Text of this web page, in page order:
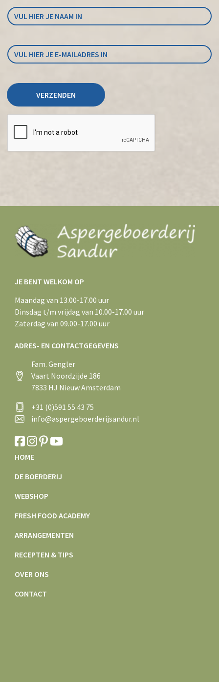
JE BENT WELKOM OP
Maandag van 13.00-17.00 uur
Dinsdag t/m vrijdag van 10.00-17.00 uur
Zaterdag van 09.00-17.00 uur
ADRES- EN CONTACTGEGEVENS
Fam. Gengler
Vaart Noordzijde 186
7833 HJ Nieuw Amsterdam
+31 (0)591 55 43 75
info@aspergeboerderijsandur.nl
HOME
DE BOERDERIJ
WEBSHOP
FRESH FOOD ACADEMY
ARRANGEMENTEN
RECEPTEN & TIPS
OVER ONS
CONTACT